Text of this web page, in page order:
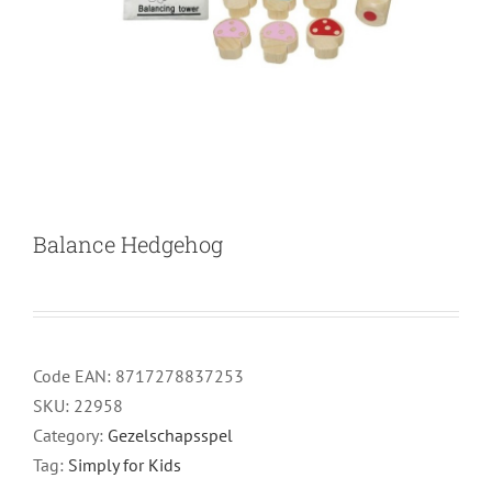
Balance Hedgehog
Code EAN: 8717278837253
SKU: 22958
Category: Gezelschapsspel
Tag: Simply for Kids